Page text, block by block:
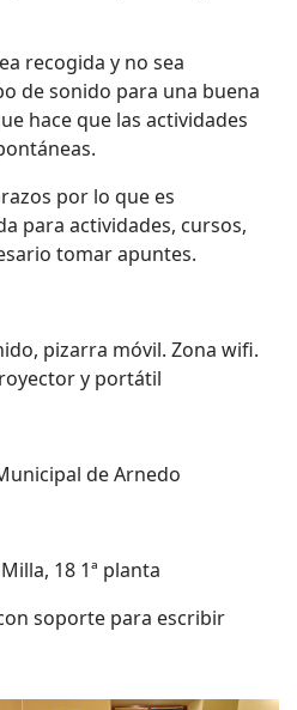
recogida y no sea
de sonido para una buena
hace que las actividades
por lo que es
para actividades, cursos,
tomar apuntes.
pizarra móvil. Zona wifi.
y portátil
de Arnedo
18 1ª planta
soporte para escribir